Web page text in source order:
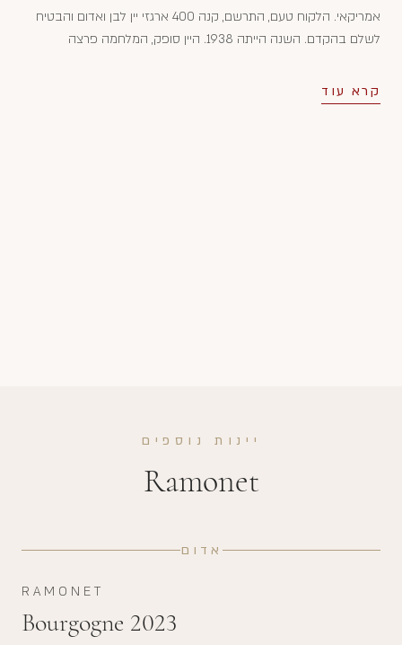
אמריקאי. הלקוח טעם, התרשם, קנה 400 ארגזי יין לבן ואדום והבטיח
לשלם בהקדם. השנה הייתה 1938. היין סופק, המלחמה פרצה
היקב מפורסמים ומבוקשים בארה"ב.
קרא עוד
יינות נוספים
Ramonet
אדום
RAMONET
Bourgogne 2023